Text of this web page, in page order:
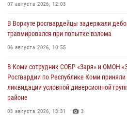
07 августа 2026, 12:03
В Воркуте росгвардейцы задержали
травмировался при попытке взлома
06 августа 2026, 10:55
В Коми сотрудник СОБР «Заря» и ОМОН
Росгвардии по Республике Коми приняли
ликвидации условной диверсионной
районе
03 августа 2026, 13:31 3